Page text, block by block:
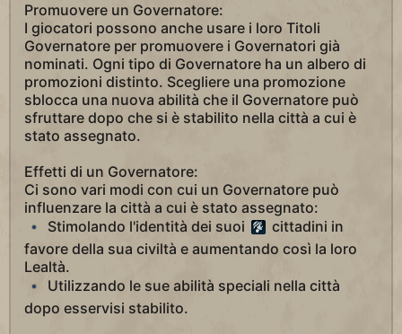
Promuovere un Governatore:
I giocatori possono anche usare i loro Titoli
Governatore per promuovere i Governatori già
nominati. Ogni tipo di Governatore ha un albero di
promozioni distinto. Scegliere una promozione
sblocca una nuova abilità che il Governatore può
sfruttare dopo che si è stabilito nella città a cui è
stato assegnato.
Effetti di un Governatore:
Ci sono vari modi con cui un Governatore può
influenzare la città a cui è stato assegnato:
Stimolando l'identità dei suoi
cittadini in
favore della sua civiltà e aumentando così la loro
Lealtà.
Utilizzando le sue abilità speciali nella città
dopo esservisi stabilito.